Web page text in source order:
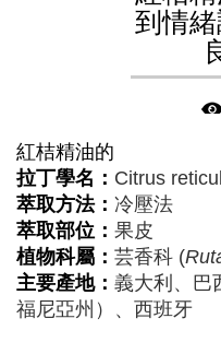
到情
紅桔精油的
拉丁學名： Citrus
萃取方法： 冷壓法
萃取部位： 果皮
植物科屬： 芸香科 (
主要產地： 義大利、巴
福尼亞州）、西班牙